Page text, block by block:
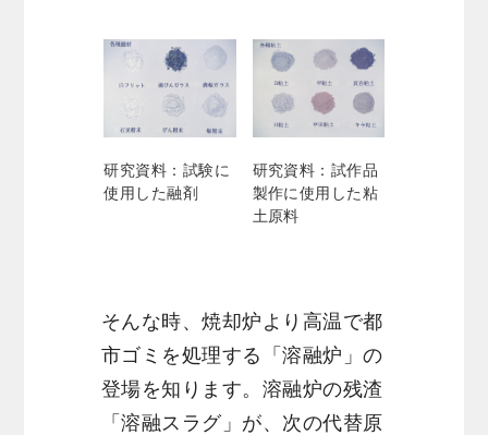
研究資料：試験に
使用した融剤
研究資料：試作品
製作に使用した粘
土原料
そんな時、焼却炉より高温で都
市ゴミを処理する「溶融炉」の
登場を知ります。溶融炉の残渣
「溶融スラグ」が、次の代替原